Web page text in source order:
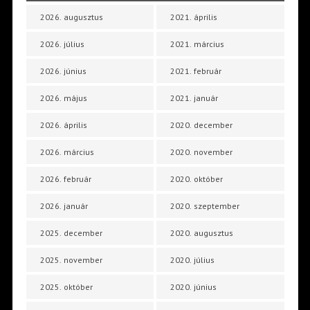
2026. augusztus
2026. július
2026. június
2026. május
2026. április
2026. március
2026. február
2026. január
2025. december
2025. november
2025. október
2021. április
2021. március
2021. február
2021. január
2020. december
2020. november
2020. október
2020. szeptember
2020. augusztus
2020. július
2020. június